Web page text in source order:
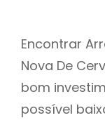
Encontrar
Nova De
bom
possível